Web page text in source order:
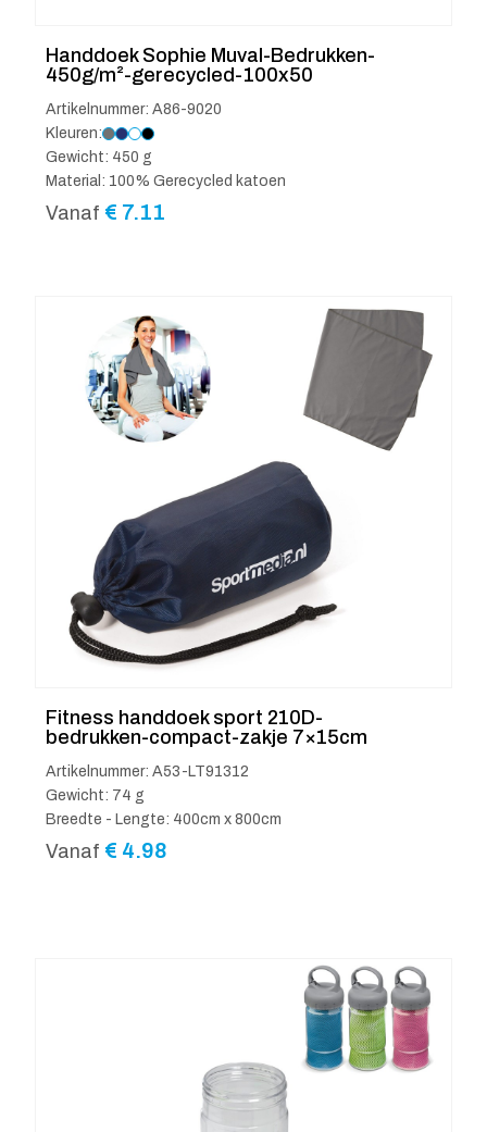
Handdoek Sophie Muval-Bedrukken-
450g/m²-gerecycled-100x50
Artikelnummer: A86-9020
Kleuren:
Gewicht: 450 g
Material: 100% Gerecycled katoen
Vanaf € 7.11
Fitness handdoek sport 210D-
bedrukken-compact-zakje 7×15cm
Artikelnummer: A53-LT91312
Gewicht: 74 g
Breedte - Lengte: 400cm x 800cm
Vanaf € 4.98